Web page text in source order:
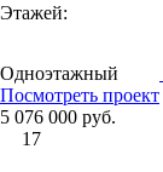
Этажей:
Одноэтажный
Посмотреть проект
5 076 000 руб.
17